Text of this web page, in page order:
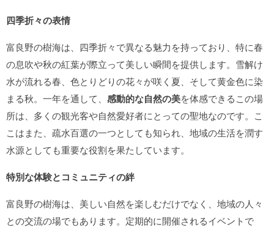
四季折々の表情
富良野の樹海は、四季折々で異なる魅力を持っており、特に春
の息吹や秋の紅葉が際立って美しい瞬間を提供します。雪解け
水が流れる春、色とりどりの花々が咲く夏、そして黄金色に染
まる秋。一年を通して、 感動的な自然の美を体感できるこの場
所は、多くの観光客や自然愛好者にとっての聖地なのです。こ
こはまた、疏水百選の一つとしても知られ、地域の生活を潤す
水源としても重要な役割を果たしています。
特別な体験とコミュニティの絆
富良野の樹海は、美しい自然を楽しむだけでなく、地域の人々
との交流の場でもあります。定期的に開催されるイベントで